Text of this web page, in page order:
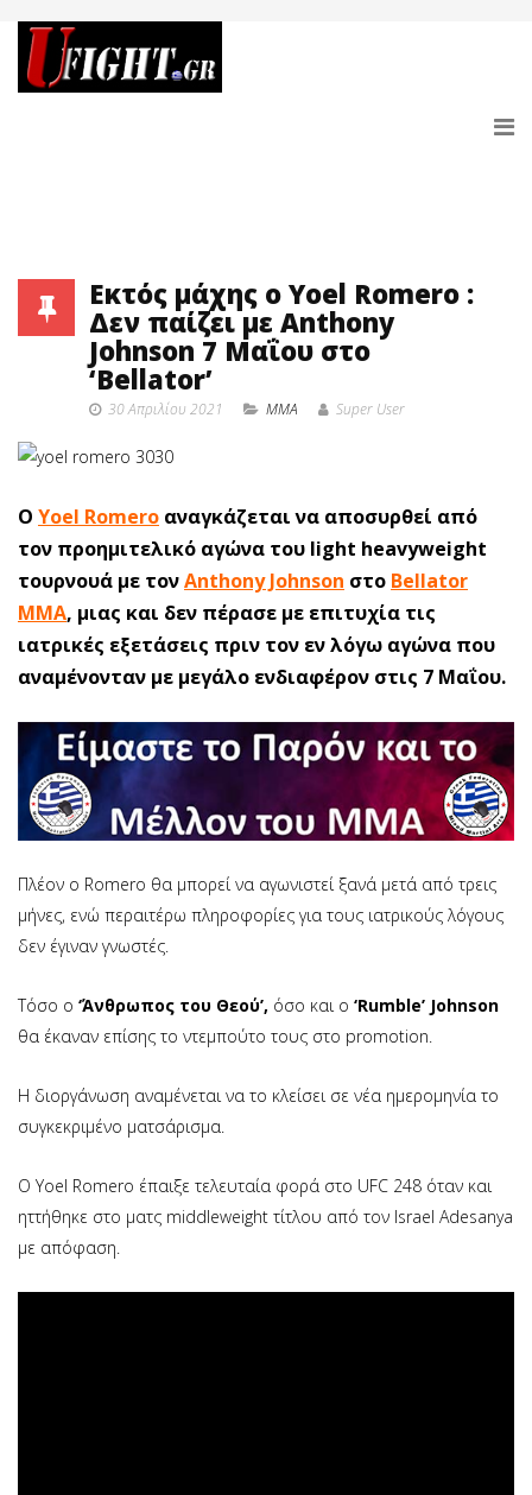
Εκτός μάχης ο Yoel Romero :
Δεν παίζει με Anthony
Johnson 7 Μαΐου στο
‘Bellator’
30 Απριλίου 2021 MMA Super User
Ο Yoel Romero αναγκάζεται να αποσυρθεί από
τον προημιτελικό αγώνα του light heavyweight
τουρνουά με τονAnthony Johnson στο Bellator
MMA, μιας και δεν πέρασε με επιτυχία τις
ιατρικές εξετάσεις πριν τον εν λόγω αγώνα που
αναμένονταν με μεγάλο ενδιαφέρον στις 7 Μαΐου.
Πλέον ο Romero θα μπορεί να αγωνιστεί ξανά μετά από τρεις
μήνες, ενώ περαιτέρω πληροφορίες για τους ιατρικούς λόγους
δεν έγιναν γνωστές.
Τόσο ο ‘Άνθρωπος του Θεού’, όσο και ο ‘Rumble’ Johnson
θα έκαναν επίσης το ντεμπούτο τους στο promotion.
Η διοργάνωση αναμένεται να το κλείσει σε νέα ημερομηνία το
συγκεκριμένο ματσάρισμα.
Ο Yoel Romero έπαιξε τελευταία φορά στο UFC 248 όταν και
ηττήθηκε στο ματς middleweight τίτλου από τον Israel Adesanya
με απόφαση.